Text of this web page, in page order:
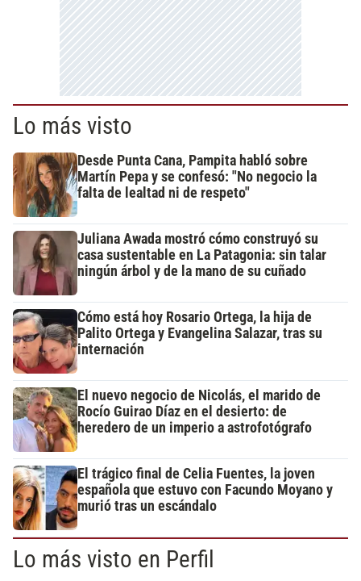
Lo más visto
Desde Punta Cana, Pampita habló sobre
Martín Pepa y se confesó: "No negocio la
falta de lealtad ni de respeto"
Juliana Awada mostró cómo construyó su
casa sustentable en La Patagonia: sin talar
ningún árbol y de la mano de su cuñado
Cómo está hoy Rosario Ortega, la hija de
Palito Ortega y Evangelina Salazar, tras su
internación
El nuevo negocio de Nicolás, el marido de
Rocío Guirao Díaz en el desierto: de
heredero de un imperio a astrofotógrafo
El trágico final de Celia Fuentes, la joven
española que estuvo con Facundo Moyano y
murió tras un escándalo
Lo más visto en Perfil